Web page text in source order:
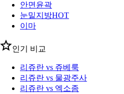
안면윤곽
눈밑지방HOT
이마
인기 비교
리쥬란 vs 쥬베룩
리쥬란 vs 물광주사
리쥬란 vs 엑소좀